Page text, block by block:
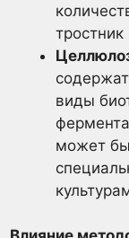
виды
может